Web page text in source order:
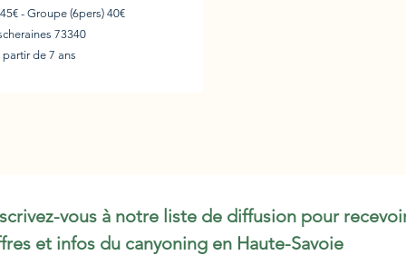
- Groupe (6pers) 40€
73340
de 7 ans
vous à notre liste de diffusion pour
et infos du canyoning en Haute-Savoie